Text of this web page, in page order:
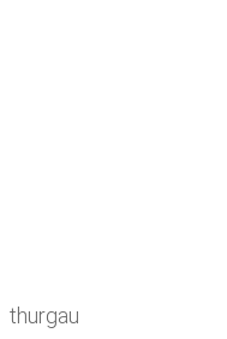
thurgau